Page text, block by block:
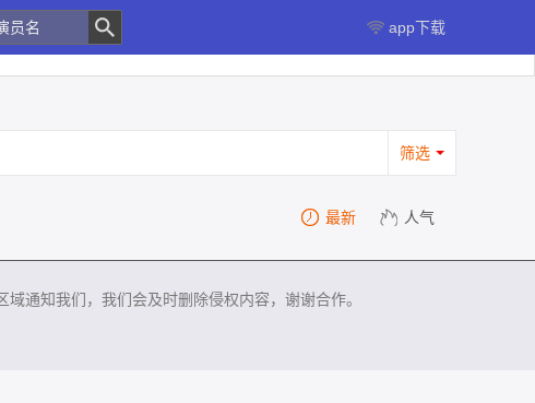
app下载
筛选
最新 人气
通知我们，我们会及时删除侵权内容，谢谢合作。